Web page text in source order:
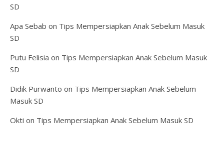
SD
Apa Sebab on Tips Mempersiapkan Anak Sebelum Masuk
SD
Putu Felisia on Tips Mempersiapkan Anak Sebelum Masuk
SD
Didik Purwanto on Tips Mempersiapkan Anak Sebelum
Masuk SD
Okti on Tips Mempersiapkan Anak Sebelum Masuk SD